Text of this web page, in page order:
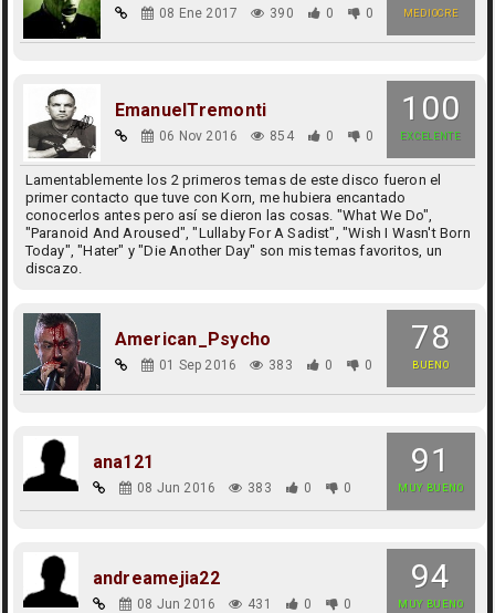
MEDIOCRE
08 Ene 2017 390 0 0
100
EXCELENTE
EmanuelTremonti
06 Nov 2016 854 0 0
Lamentablemente los 2 primeros temas de este disco fueron el
primer contacto que tuve con Korn, me hubiera encantado
conocerlos antes pero así se dieron las cosas. "What We Do",
"Paranoid And Aroused", "Lullaby For A Sadist", "Wish I Wasn't Born
Today", "Hater" y "Die Another Day" son mis temas favoritos, un
discazo.
78
BUENO
American_Psycho
01 Sep 2016 383 0 0
91
MUY BUENO
ana121
08 Jun 2016 383 0 0
94
MUY BUENO
andreamejia22
08 Jun 2016 431 0 0